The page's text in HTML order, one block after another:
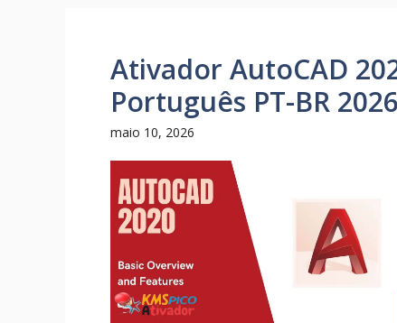
Ativador AutoCAD
Português PT-BR 2026
maio 10, 2026